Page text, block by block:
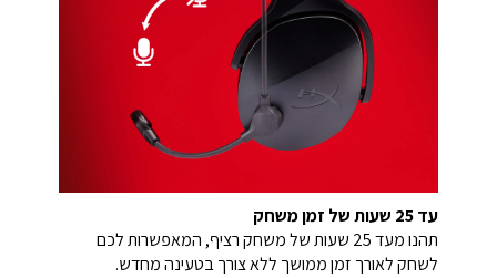
עד 25 שעות של זמן משחק
תהנו מעד 25 שעות של משחק רציף, המאפשרות לכם
לשחק לאורך זמן ממושך ללא צורך בטעינה מחדש.